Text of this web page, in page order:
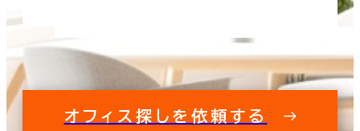
オフィス探しを依頼する